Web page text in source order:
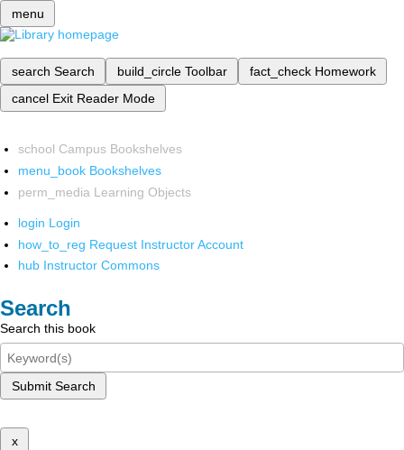
menu
search Search build_circle Toolbar fact_check Homework
cancel Exit Reader Mode
school Campus Bookshelves
menu_book Bookshelves
perm_media Learning Objects
login Login
how_to_reg Request Instructor Account
hub Instructor Commons
Search
Search this book
Submit Search
x